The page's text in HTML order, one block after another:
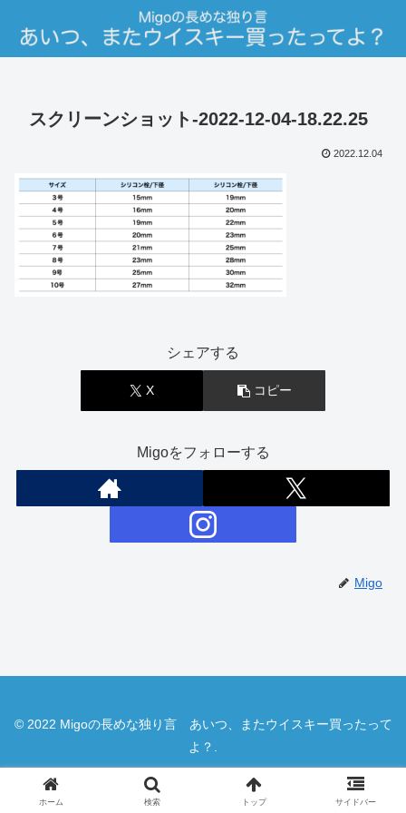
スクリーンショット-2022-12-04-18.22.25
2022.12.04
シェアする
X コピー
Migoをフォローする
Migo
© 2022 Migoの長めな独り言 あいつ、またウイスキー買ったって
よ？.
ホーム 検索 トップ サイドバー